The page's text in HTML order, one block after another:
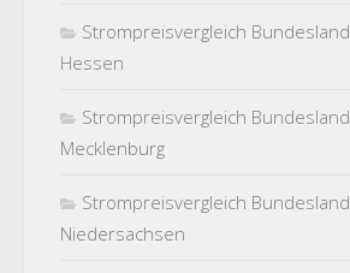
Strompreisvergleich Bundesland
Hessen
Strompreisvergleich Bundesland
Mecklenburg
Strompreisvergleich Bundesland
Niedersachsen